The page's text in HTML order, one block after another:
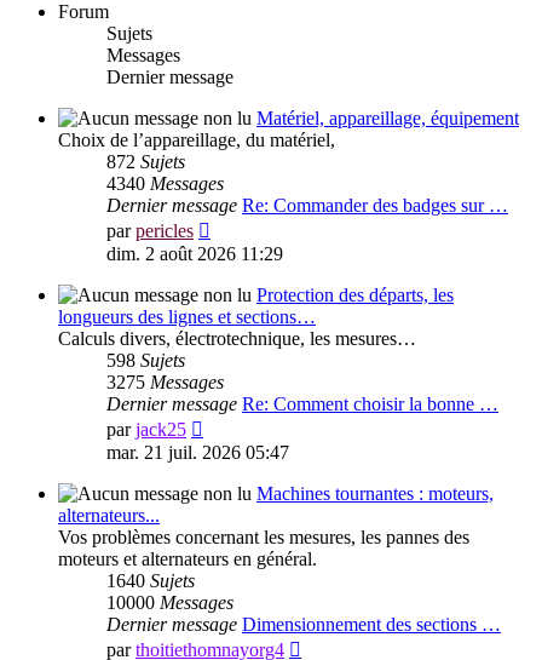
Forum
Sujets
Messages
Dernier message
Matériel, appareillage, équipement
Choix de l’appareillage, du matériel,
872 Sujets
4340 Messages
Dernier message Re: Commander des badges sur …
parpericles
le
message
dim. 2 août 2026 11:29
Protection des départs, les
longueurs des lignes et sections…
Calculs divers, électrotechnique, les mesures…
598 Sujets
3275 Messages
Dernier message Re: Comment choisir la bonne …
parjack25
le
message
mar. 21 juil. 2026 05:47
Machines tournantes : moteurs,
alternateurs...
Vos problèmes concernant les mesures, les pannes des
moteurs et alternateurs en général.
1640 Sujets
10000 Messages
Dernier message Dimensionnement des sections …
parthoitiethomnayorg4